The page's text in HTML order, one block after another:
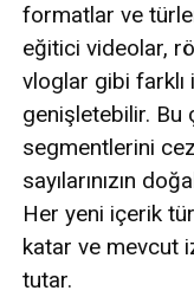
formatlar ve
eğitici videolar,
vloglar gibi
genişletebilir. Bu
segmentlerini
sayılarınızın
Her yeni içerik
katar ve mevcut
tutar.